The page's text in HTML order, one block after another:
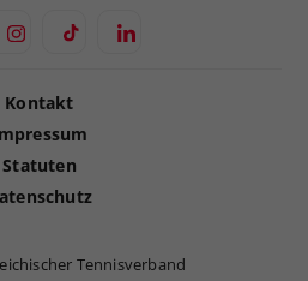
Kontakt
Statuten
Tennisverband